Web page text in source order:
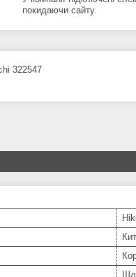
покидаючи сайту.
322547